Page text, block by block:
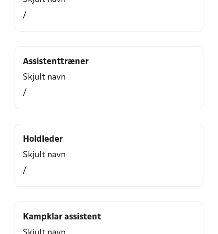
/
Assistenttræner
Skjult navn
/
Holdleder
Skjult navn
/
Kampklar assistent